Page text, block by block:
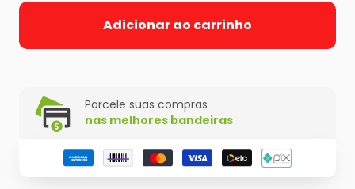
Adicionar ao carrinho
Parcele suas compras
nas melhores bandeiras